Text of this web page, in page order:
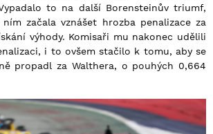
to na další Borensteinův triumf,
začala vznášet hrozba penalizace za
výhody. Komisaři mu nakonec udělili
i to ovšem stačilo k tomu, aby se
propadl za Walthera, o pouhých 0,664